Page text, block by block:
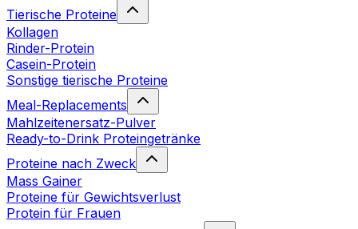
Tierische Proteine
Kollagen
Rinder-Protein
Casein-Protein
Sonstige tierische Proteine
Meal-Replacements
Mahlzeitenersatz-Pulver
Ready-to-Drink Proteingetränke
Proteine nach Zweck
Mass Gainer
Proteine für Gewichtsverlust
Protein für Frauen